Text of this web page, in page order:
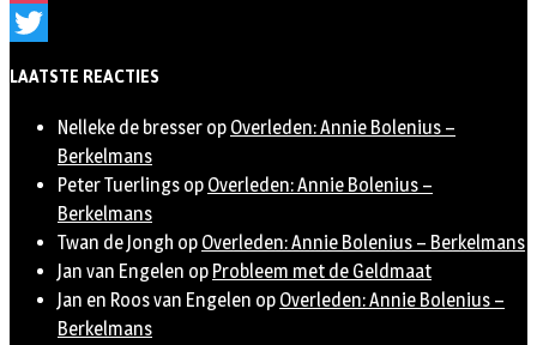
Instagram
LAATSTE REACTIES
Nelleke de bresser op Overleden: Annie Bolenius –
Berkelmans
Peter Tuerlings op Overleden: Annie Bolenius –
Berkelmans
Twan de Jongh op Overleden: Annie Bolenius – Berkelmans
Jan van Engelen op Probleem met de Geldmaat
Jan en Roos van Engelen op Overleden: Annie Bolenius –
Berkelmans